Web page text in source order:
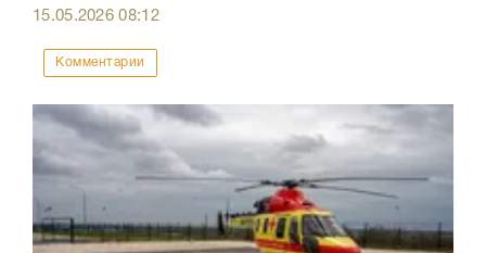
15.05.202608:12
Комментарии